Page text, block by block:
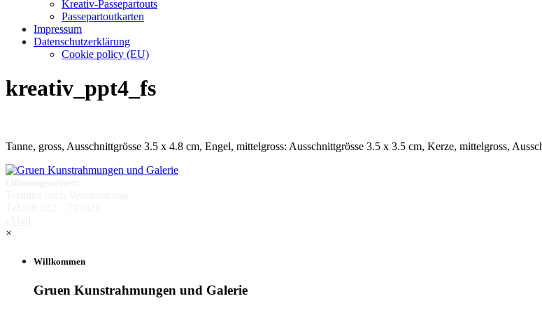
Kreativ-Passepartouts
Passepartoutkarten
Impressum
Datenschutzerklärung
Cookie policy (EU)
kreativ_ppt4_fs
Tanne, gross, Ausschnittgrösse 3.5 x 4.8 cm, Engel, mittelgross: Ausschnittgrösse 3.5 x 3.5 cm, Kerze, mittelgross,
×
Willkommen
Gruen Kunstrahmungen und Galerie